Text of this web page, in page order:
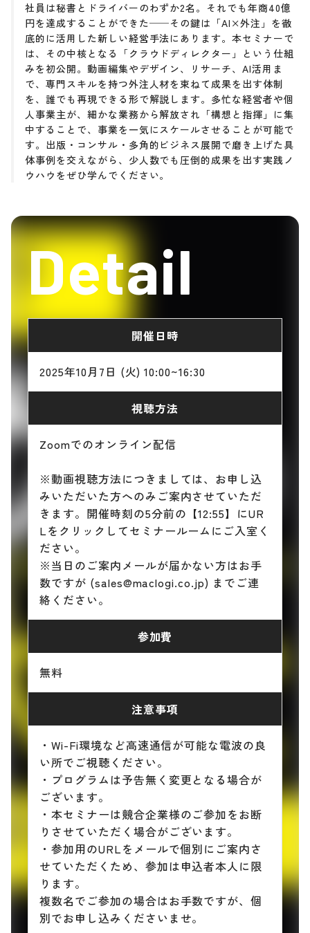
社員は秘書とドライバーのわずか2名。それでも年商40億
円を達成することができた──その鍵は「AI×外注」を徹
底的に活用した新しい経営手法にあります。本セミナーで
は、その中核となる「クラウドディレクター」という仕組
みを初公開。動画編集やデザイン、リサーチ、AI活用ま
で、専門スキルを持つ外注人材を束ねて成果を出す体制
を、誰でも再現できる形で解説します。多忙な経営者や個
人事業主が、細かな業務から解放され「構想と指揮」に集
中することで、事業を一気にスケールさせることが可能で
す。出版・コンサル・多角的ビジネス展開で磨き上げた具
体事例を交えながら、少人数でも圧倒的成果を出す実践ノ
ウハウをぜひ学んでください。
Detail
開催日時
2025年10月7日 (火) 10:00~16:30
視聴方法
Zoomでのオンライン配信
※動画視聴方法につきましては、お申し込
みいただいた方へのみご案内させていただ
きます。開催時刻の5分前の【12:55】にUR
Lをクリックしてセミナールームにご入室く
ださい。
※当日のご案内メールが届かない方はお手
数ですが (sales@maclogi.co.jp) までご連
絡ください。
参加費
無料
注意事項
・Wi-Fi環境など高速通信が可能な電波の良
い所でご視聴ください。
・プログラムは予告無く変更となる場合が
ございます。
・本セミナーは競合企業様のご参加をお断
りさせていただく場合がございます。
・参加用のURLをメールで個別にご案内さ
せていただくため、参加は申込者本人に限
ります。
複数名でご参加の場合はお手数ですが、個
別でお申し込みくださいませ。